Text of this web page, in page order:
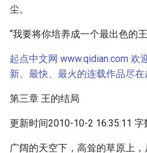
尘。
“我要将你培养成一个最出色的
起点中文网 www.qidian.com 欢
新、最快、最火的连载作品尽在
第三章 王的结局
更新时间2010-10-2 16:35:11
广阔的天空下，高耸的草原上，